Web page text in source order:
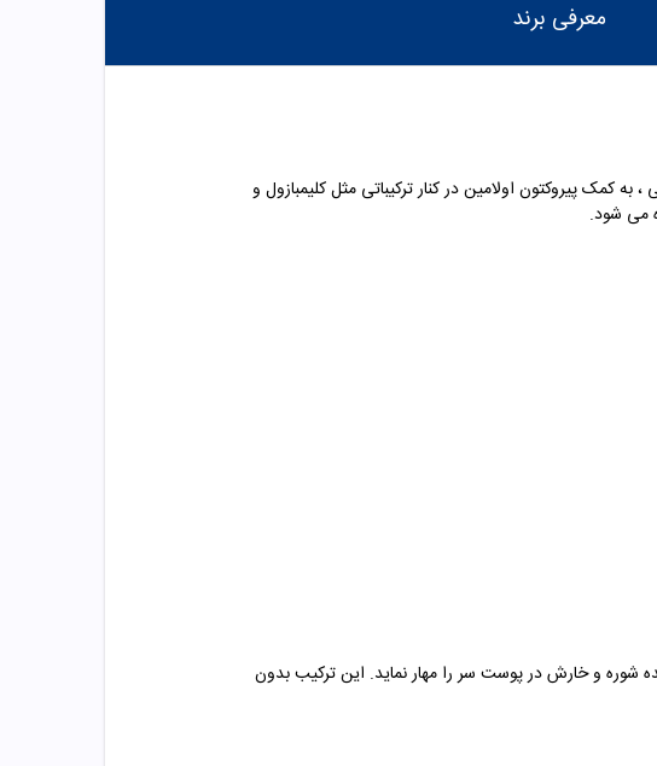
معرفی برند
پیروکتون اولامین در کنار ترکیباتی مثل کلیمبازول و
می شود.
شوره و خارش در پوست سر را مهار نماید. این ترکیب بدون